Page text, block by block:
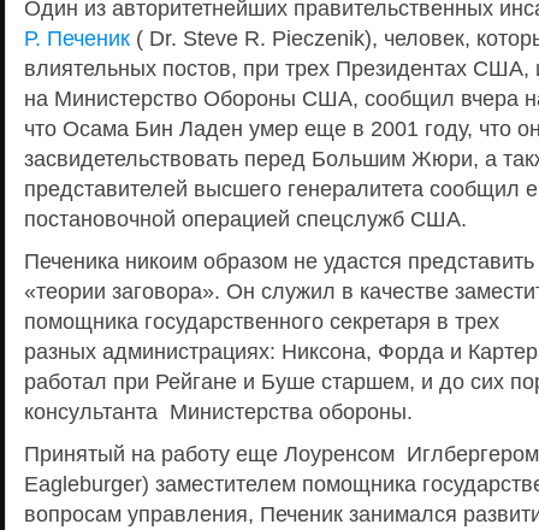
Один из авторитетнейших правительственных
Р. Печеник ( Dr. Steve R. Pieczenik), человек,
влиятельных постов, при трех Президентах США,
на Министерство Обороны США, сообщил вчера
что Осама Бин Ладен умер еще в 2001 году, что
засвидетельствовать перед Большим Жюри, а
представителей высшего генералитета сообщил
постановочной операцией спецслужб США.
Печеника никоим образом не удастся
«теории заговора». Он служил в качестве
помощника государственного секретаря в трех
разных администрациях: Никсона, Форда и
работал при Рейгане и Буше старшем, и до сих
консультанта Министерства обороны.
Принятый на работу еще Лоуренсом
Eagleburger) заместителем помощника
вопросам управления, Печеник занимался